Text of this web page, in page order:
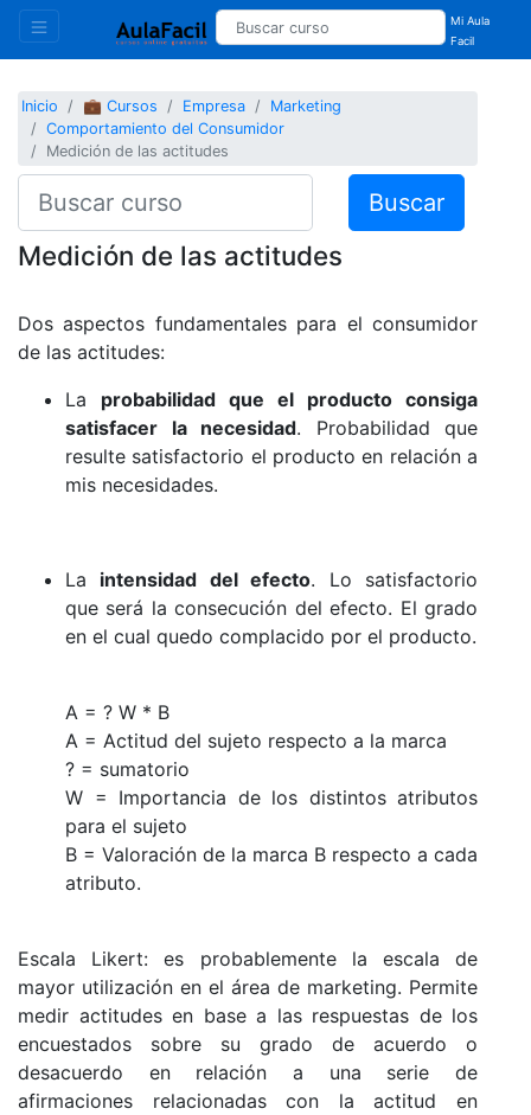
Mi Aula
Facil
Inicio 💼 Cursos Empresa
Marketing
Comportamiento del Consumidor
Medición de las actitudes
Buscar
Medición de las actitudes
Dos aspectos fundamentales para el consumidor
de las actitudes:
La probabilidad que el producto consiga
satisfacer la necesidad. Probabilidad que
resulte satisfactorio el producto en relación a
mis necesidades.
La intensidad del efecto. Lo satisfactorio
que será la consecución del efecto. El grado
en el cual quedo complacido por el producto.
A = ? W * B
A = Actitud del sujeto respecto a la marca
? = sumatorio
W = Importancia de los distintos atributos
para el sujeto
B = Valoración de la marca B respecto a cada
atributo.
Escala Likert: es probablemente la escala de
mayor utilización en el área de marketing. Permite
medir actitudes en base a las respuestas de los
encuestados sobre su grado de acuerdo o
desacuerdo en relación a una serie de
afirmaciones relacionadas con la actitud en